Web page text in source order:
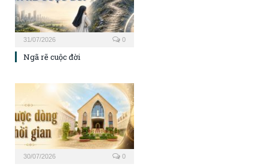
31/07/2026 0
Ngã rẽ cuộc đời
30/07/2026 0